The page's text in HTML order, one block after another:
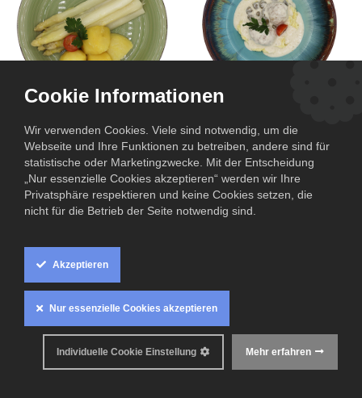
Spargel mit Kartoffeln
und Butter
13,50€
Kapernsauce und
Kartoffelstampf
11,00€
Passionsfruchttarte
Cookie Informationen
Wir verwenden Cookies. Viele sind notwendig, um die
Webseite und Ihre Funktionen zu betreiben, andere sind für
statistische oder Marketingzwecke. Mit der Entscheidung
„Nur essenzielle Cookies akzeptieren“ werden wir Ihre
Privatsphäre respektieren und keine Cookies setzen, die
nicht für die Betrieb der Seite notwendig sind.
Akzeptieren
Nur essenzielle Cookies akzeptieren
Mehr erfahren
Individuelle Cookie Einstellung